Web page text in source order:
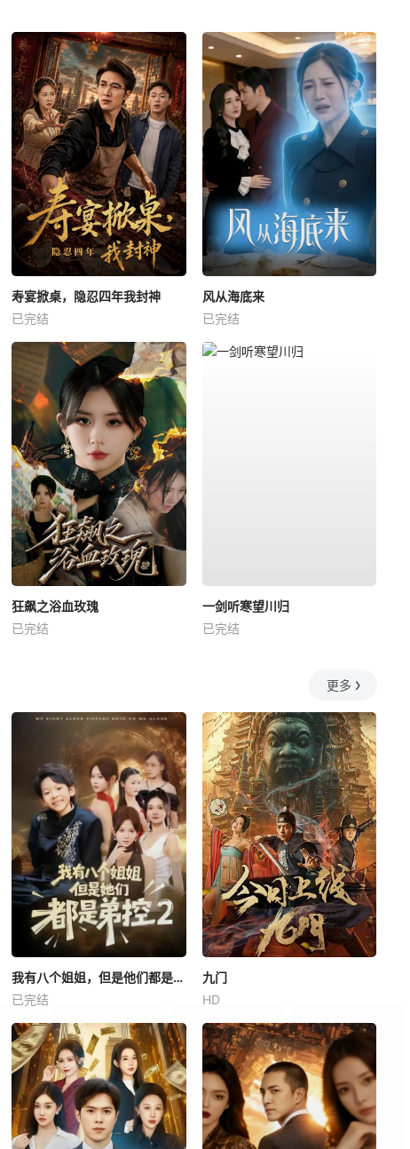
寿宴掀桌，隐忍四年我封神
已完结
风从海底来
已完结
狂飙之浴血玫瑰
已完结
一剑听寒望川归
已完结
更多
我有八个姐姐，但是他们都是弟控2
已完结
九门
HD